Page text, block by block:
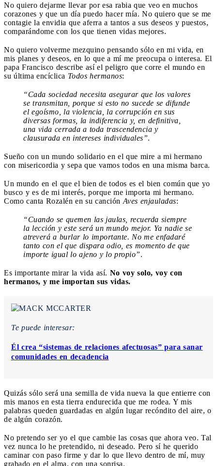
No quiero dejarme llevar por esa rabia que veo en muchos
corazones y que un día puedo hacer mía. No quiero que se me
contagie la envidia que aferra a tantos a sus deseos y puestos,
comparándome con los que tienen vidas mejores.
No quiero volverme mezquino pensando sólo en mi vida, en
mis planes y deseos, en lo que a mí me preocupa o interesa. El
papa Francisco describe así el peligro que corre el mundo en
su última encíclica Todos hermanos:
“Cada sociedad necesita asegurar que los valores
se transmitan, porque si esto no sucede se difunde
el egoísmo, la violencia, la corrupción en sus
diversas formas, la indiferencia y, en definitiva,
una vida cerrada a toda trascendencia y
clausurada en intereses individuales”.
Sueño con un mundo solidario en el que mire a mi hermano
con misericordia y sepa que vamos todos en una misma barca.
Un mundo en el que el bien de todos es el bien común que yo
busco y es de mi interés, porque me importa mi hermano.
Como canta Rozalén en su canción Aves enjauladas:
“Cuando se quemen las jaulas, recuerda siempre
la lección y este será un mundo mejor. Ya nadie se
atreverá a burlar lo importante. No me enfadaré
tanto con el que dispara odio, es momento de que
importe igual lo ajeno y lo propio”.
Es importante mirar la vida así. No voy solo, voy con
hermanos, y me importan sus vidas.
Te puede interesar:
Él crea “sistemas de relaciones afectuosas” para sanar
comunidades en decadencia
Quizás sólo será una semilla de vida nueva la que entierre con
mis manos en esta tierra endurecida que me rodea. Y mis
palabras queden guardadas en algún lugar recóndito del aire, o
de algún corazón.
No pretendo ser yo el que cambie las cosas que ahora veo. Tal
vez nunca lo he pretendido, ni deseado. Pero sí he querido
caminar con paso firme y dar lo que llevo dentro de mí, muy
grabado en el alma, con una sonrisa.